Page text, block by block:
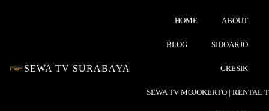
SEWA TV SURABAYA
HOME ABOUT
BLOG SIDOARJO
GRESIK
SEWA TV MOJOKERTO | RENTAL